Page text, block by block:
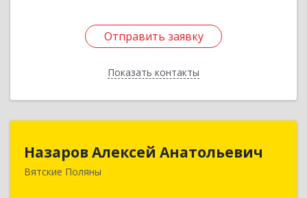
Отправить заявку
Показать контакты
Отправить заявку
Назад
Назаров Алексей Анатольевич
Вятские Поляны
Назаров Алексей Анатольевич
612964,Кировская обл,город Вятские Поляны